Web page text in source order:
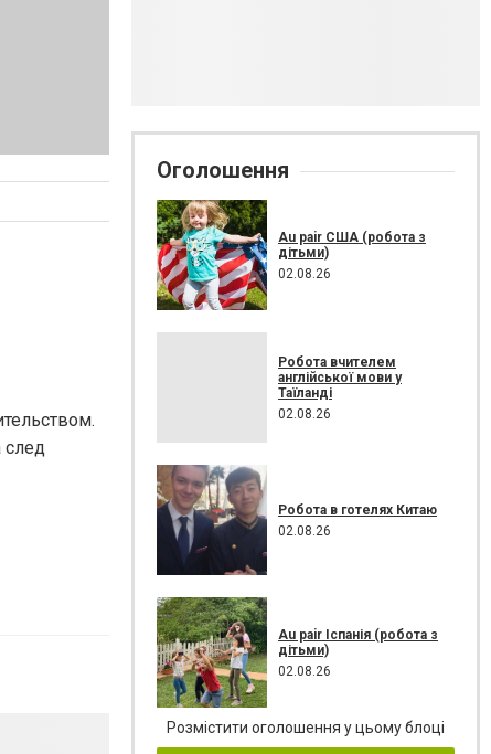
след
Оголошення
Au pair США (робота з
дітьми)
02.08.26
Робота вчителем
англійської мови у
Таїланді
02.08.26
Робота в готелях Китаю
02.08.26
Au pair Іспанія (робота з
дітьми)
02.08.26
Розмістити оголошення у цьому блоці